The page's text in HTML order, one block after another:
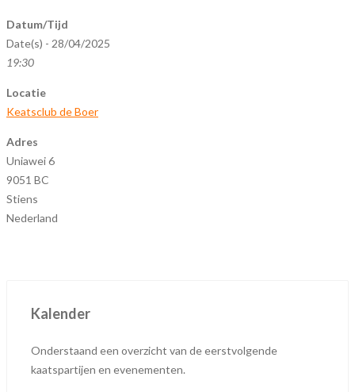
Datum/Tijd
Date(s) - 28/04/2025
19:30
Locatie
Keatsclub de Boer
Adres
Uniawei 6
9051 BC
Stiens
Nederland
Kalender
Onderstaand een overzicht van de eerstvolgende
kaatspartijen en evenementen.